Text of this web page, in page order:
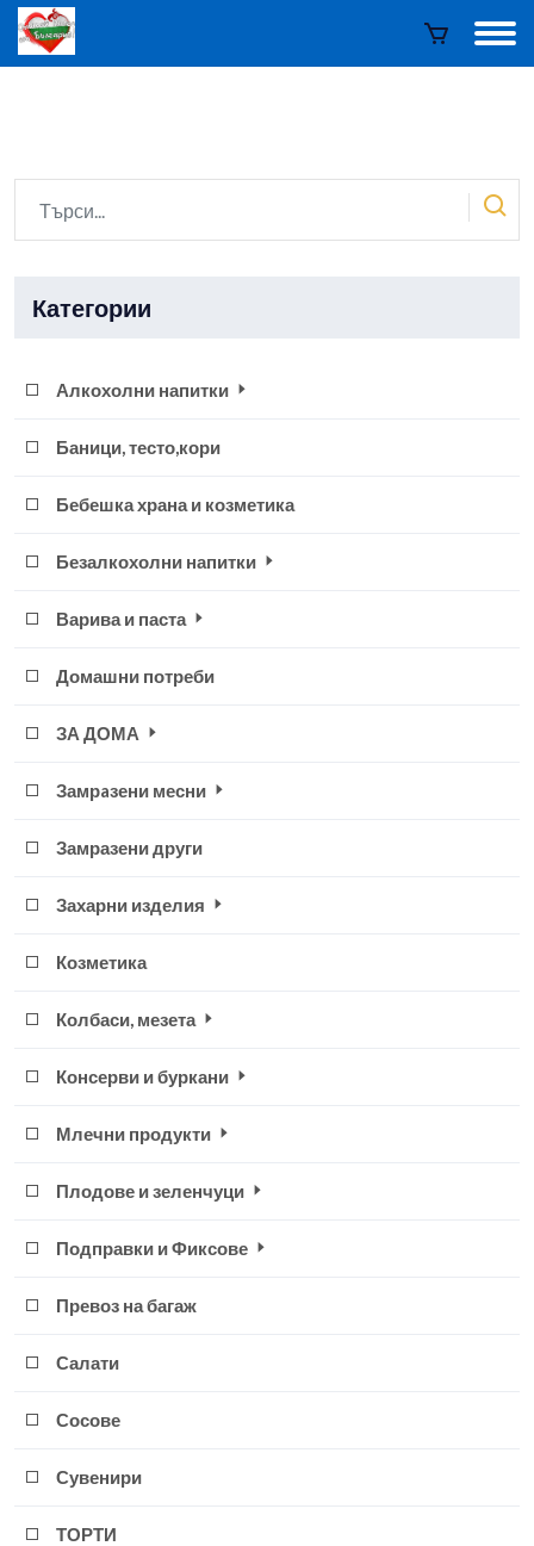
Категории
Алкохолни напитки
Баници, тесто,кори
Бебешка храна и козметика
Безалкохолни напитки
Варива и паста
Домашни потреби
ЗА ДОМА
Замрaзени месни
Замразени други
Захарни изделия
Козметика
Колбаси, мезета
Консерви и буркани
Млечни продукти
Плодове и зеленчуци
Подправки и Фиксове
Превоз на багаж
Салати
Сосове
Сувенири
ТОРТИ